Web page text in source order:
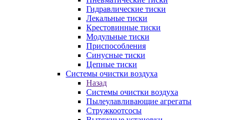
Гидравлические тиски
Лекальные тиски
Крестовинные тиски
Модульные тиски
Приспособления
Синусные тиски
Цепные тиски
Системы очистки воздуха
Назад
Системы очистки воздуха
Пылеулавливающие агрегаты
Стружкоотсосы